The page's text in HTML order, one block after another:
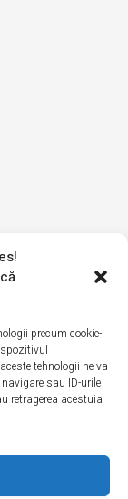
precum cookie-
tehnologii ne va
sau ID-urile
retragerea acestuia